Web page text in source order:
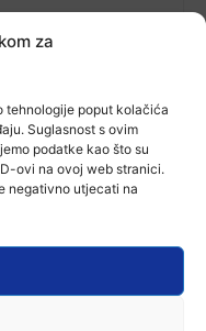
za
tehnologije poput kolačića
Suglasnost s ovim
podatke kao što su
ovi na ovoj web stranici.
negativno utjecati na
WhatsApp
u rujnu će obilježiti